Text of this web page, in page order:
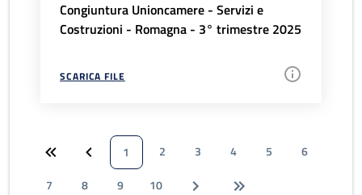
Congiuntura Unioncamere - Servizi e
Costruzioni - Romagna - 3° trimestre 2025
SCARICA FILE
1 2 3 4 5
6
7
8 9 10